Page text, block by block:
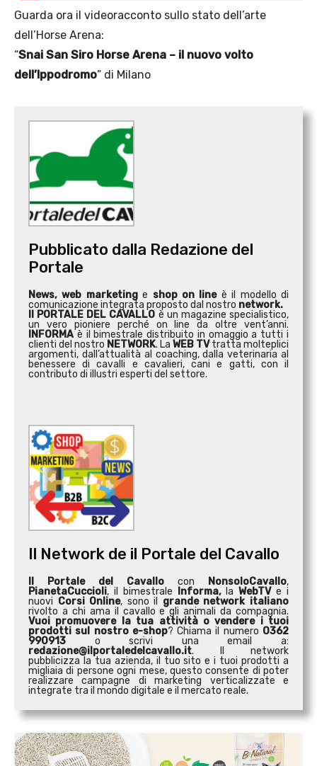
Guarda ora il videoracconto sullo stato dell’arte
dell’Horse Arena:
“Snai San Siro Horse Arena – il nuovo volto
dell’Ippodromo” di Milano
Pubblicato dalla Redazione del
Portale
News, web marketinge shop on line è il modello di
comunicazione integrata proposto dal nostro network.
Il PORTALE DEL CAVALLO è un magazine specialistico,
un vero pioniere perché on line da oltre vent’anni.
INFORMA è il bimestrale distribuito in omaggio a tutti i
clienti del nostro NETWORK. La WEB TVtratta molteplici
argomenti, dall’attualità al coaching, dalla veterinaria al
benessere di cavalli e cavalieri, cani e gatti, con il
contributo di illustri esperti del settore.
Il Network de il Portale del Cavallo
Il Portale del Cavallo con NonsoloCavallo,
PianetaCuccioli, il bimestrale Informa,laWebTVe i
nuovi Corsi Online, sono il grande network italiano
rivolto a chi ama il cavallo e gli animali da compagnia.
Vuoi promuovere la tua attività ovendere i tuoi
prodotti sul nostro e-shop? Chiama il numero 0362
990913 o scrivi una email a:
redazione@ilportaledelcavallo.it. Il network
pubblicizza la tua azienda, il tuo sito e i tuoi prodotti a
migliaia di persone ogni mese, questo consente di poter
realizzare campagne di marketing verticalizzate e
integrate tra il mondo digitale e il mercato reale.